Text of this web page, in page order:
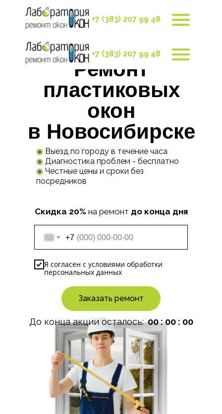
+7 (383) 207 99 48
+7 (383) 207 99 48
Ремонт
пластиковых
окон
в Новосибирске
◉ Выезд по городу в течение часа
◉ Диагностика проблем - бесплатно
◉ Честные цены и сроки без
посредников
Скидка 20% на ремонт до конца дня
+7
Я согласен с условиями обработки
персональных данных
Заказать ремонт
До конца акции осталось: 00 : 00 : 00